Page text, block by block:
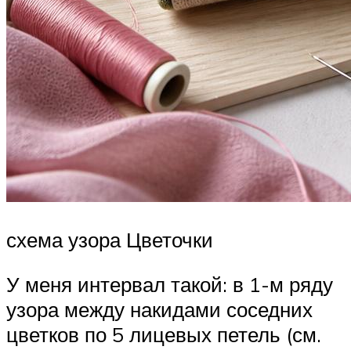
схема узора Цветочки
У меня интервал такой: в 1-м ряду
узора между накидами соседних
цветков по 5 лицевых петель (см.